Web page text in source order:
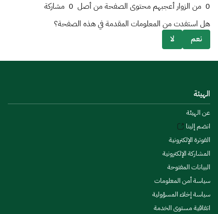
0 من الزوار أعجبهم محتوى الصفحة من أصل 0 مشاركة
هل استفدت من المعلومات المقدمة في هذه الصفحة؟
نعم
لا
الهيئة
عن الهيئة
انضم إلينا
الفوترة الإلكترونية
المشاركة الإلكترونية
البيانات المفتوحة
سياسة أمن المعلومات
سياسة إخلاء المسؤولية
اتفاقية مستوى الخدمة